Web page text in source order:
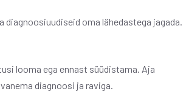
oma lähedastega jagada.
looma ega ennast süüdistama. Aja
diagnoosi ja raviga.